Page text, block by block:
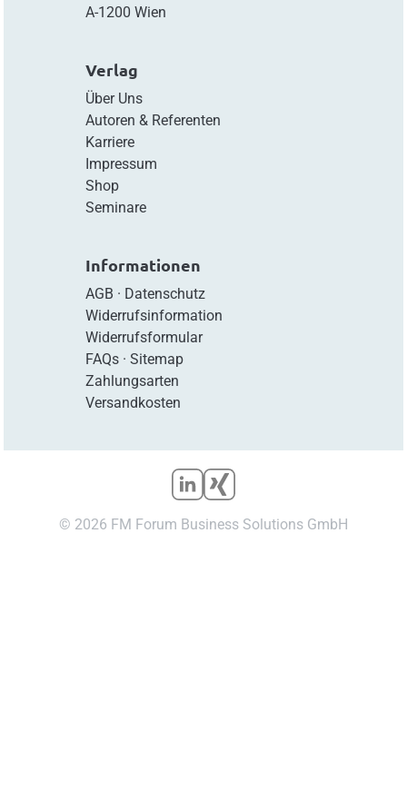
A-1200 Wien
Verlag
Über Uns
Autoren & Referenten
Karriere
Impressum
Shop
Seminare
Informationen
AGB · Datenschutz
Widerrufsinformation
Widerrufsformular
FAQs· Sitemap
Zahlungsarten
Versandkosten
© 2026 FM Forum Business Solutions GmbH